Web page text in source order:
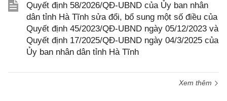
Quyết định 58/2026/QĐ-UBND của Ủy ban nhân
dân tỉnh Hà Tĩnh sửa đổi, bổ sung một số điều của
Quyết định 45/2023/QĐ-UBND ngày 05/12/2023 và
Quyết định 17/2025/QĐ-UBND ngày 04/3/2025 của
Ủy ban nhân dân tỉnh Hà Tĩnh
Xem thêm